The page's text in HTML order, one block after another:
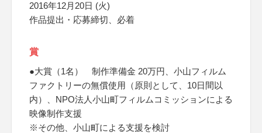
2016年12月20日 (火)
作品提出・応募締切、必着
賞
●大賞（1名） 制作準備金 20万円、小山フィルム
ファクトリーの無償使用（原則として、10日間以
内）、NPO法人小山町フィルムコミッションによる
映像制作支援
※その他、小山町による支援を検討